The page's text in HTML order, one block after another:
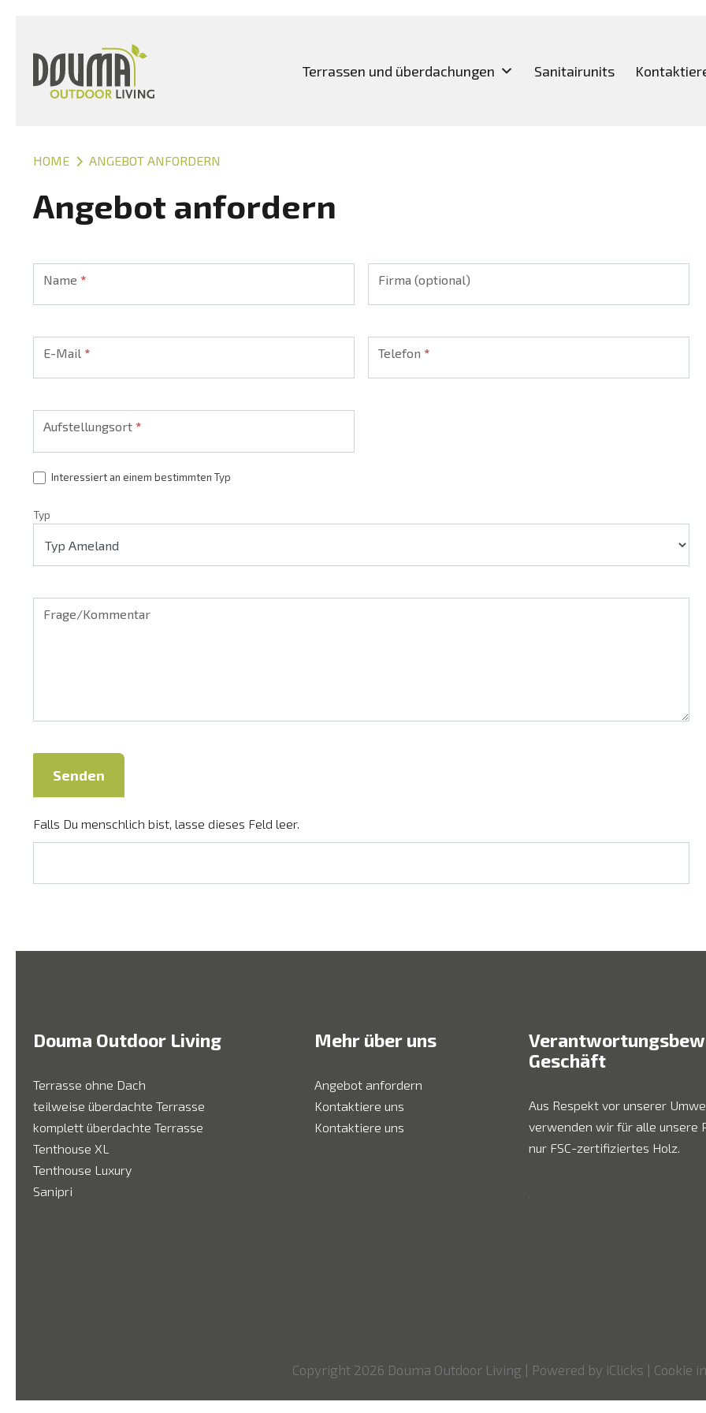
Terrassen und überdachungen Sanitairunits
HOME ANGEBOT ANFORDERN
Angebot anfordern
Angebot
Name * Firma (optional)
E-Mail * Telefon *
Aufstellungsort *
Interessiert an einem bestimmten Typ
Typ
Frage/Kommentar
Senden
Falls Du menschlich bist, lasse dieses Feld leer.
Douma Outdoor Living
Terrasse ohne Dach
teilweise überdachte Terrasse
komplett überdachte Terrasse
Tenthouse XL
Tenthouse Luxury
Sanipri
Mehr über uns
Angebot anfordern
Kontaktiere uns
Kontaktiere uns
Geschäft
Aus Respekt vor unserer
verwenden wir für alle unsere
nur FSC-zertifiziertes Holz.
Copyright 2026 Douma Outdoor Living Powered by iClicks Cookie